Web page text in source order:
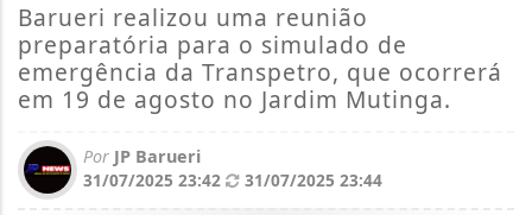
Barueri realizou uma reunião
preparatória para o simulado de
emergência da Transpetro, que ocorrerá
em 19 de agosto no Jardim Mutinga.
Por JP Barueri
31/07/2025 23:42
31/07/2025 23:44